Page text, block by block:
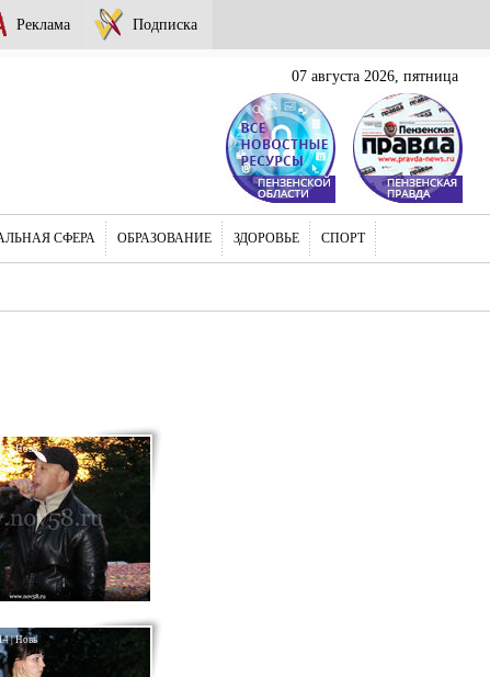
Реклама Подписка
07 августа 2026, пятница
СФЕРА ОБРАЗОВАНИЕ ЗДОРОВЬЕ СПОРТ
| Новь
| Новь